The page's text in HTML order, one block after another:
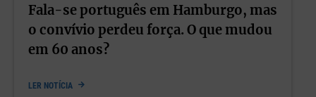
Fala-se português em Hamburgo, mas
o convívio perdeu força. O que mudou
em 60 anos?
LER NOTÍCIA